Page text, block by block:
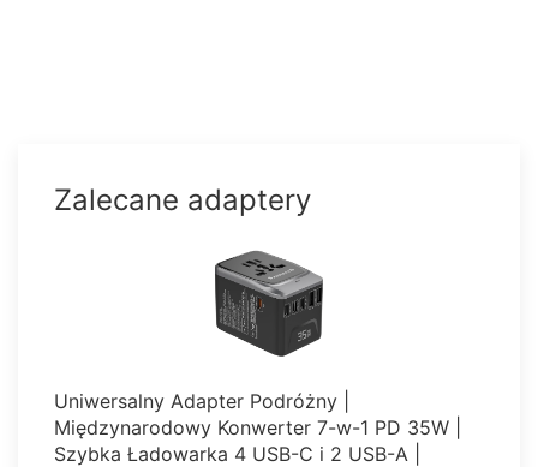
Zalecane adaptery
Uniwersalny Adapter Podróżny |
Międzynarodowy Konwerter 7-w-1 PD 35W |
Szybka Ładowarka 4 USB-C i 2 USB-A |